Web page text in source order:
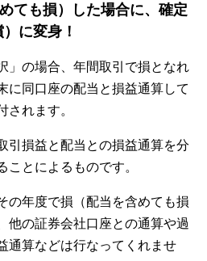
ても損）した場合に、確定
に変身！
」の場合、年間取引で損となれ
に同口座の配当と損益通算して
されます。
引損益と配当との損益通算を分
ことによるものです。
の年度で損（配当を含めても損
他の証券会社口座との通算や過
通算などは行なってくれませ